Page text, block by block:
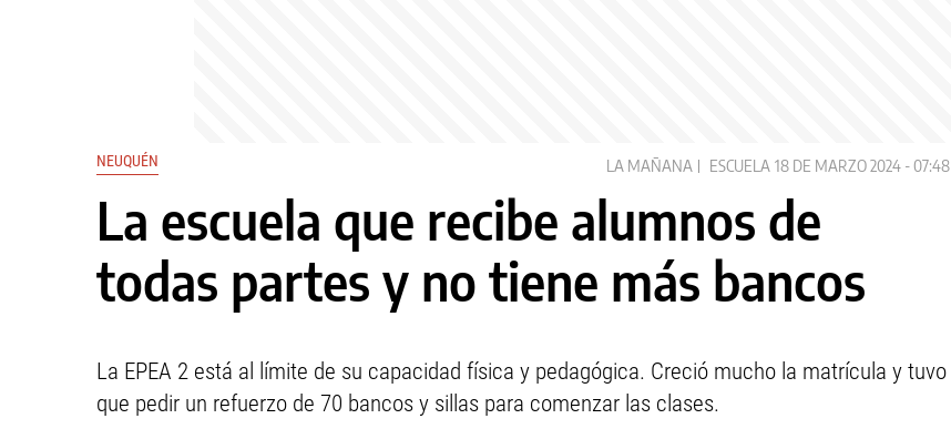
NEUQUÉN LA MAÑANA ESCUELA 18 DE MARZO 2024 - 07:48
La escuela que recibe alumnos de
todas partes y no tiene más bancos
La EPEA 2 está al límite de su capacidad física y pedagógica. Creció mucho la matrícula y tuvo
que pedir un refuerzo de 70 bancos y sillas para comenzar las clases.